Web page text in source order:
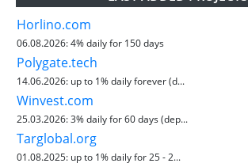
Horlino.com
06.08.2026:4% daily for 150 days
Polygate.tech
14.06.2026: up to 1% daily forever (d...
Winvest.com
25.03.2026:3% daily for 60 days (dep...
Targlobal.org
01.08.2025: up to 1% daily for 25 - 2...